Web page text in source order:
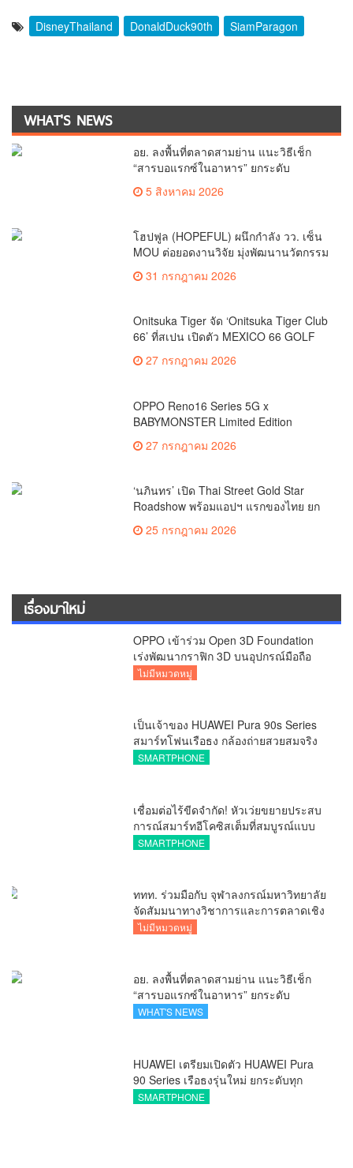
DisneyThailand DonaldDuck90th SiamParagon
WHAT'S NEWS
อย. ลงพื้นที่ตลาดสามย่าน แนะวิธีเช็ก
“สารบอแรกซ์ในอาหาร” ยกระดับ
5 สิงหาคม 2026
โฮปฟูล (HOPEFUL) ผนึกกำลัง วว. เซ็น
MOU ต่อยอดงานวิจัย มุ่งพัฒนานวัตกรรม
โภชนาการ 4 กลุ่มโรคเรื้อรัง หนุน
สมุนไพรไทยสร้างความมั่นคงด้าน
31 กรกฎาคม 2026
Onitsuka Tiger จัด ‘Onitsuka Tiger Club
66’ ที่สเปน เปิดตัว MEXICO 66 GOLF
ตอกย้ำแฟชั่นผสานกีฬากอล์ฟ
27 กรกฎาคม 2026
OPPO Reno16 Series 5G x
BABYMONSTER Limited Edition
เอ็กซ์คลูซีฟ
27 กรกฎาคม 2026
‘นภินทร’ เปิด Thai Street Gold Star
Roadshow พร้อมแอปฯ แรกของไทย ยก
25 กรกฎาคม 2026
เรื่องมาใหม่
OPPO เข้าร่วม Open 3D Foundation
เร่งพัฒนากราฟิก 3D บนอุปกรณ์มือถือ
ไม่มีหมวดหมู่
เป็นเจ้าของ HUAWEI Pura 90s Series
สมาร์ทโฟนเรือธง กล้องถ่ายสวยสมจริง
ทุกระยะ พร้อมของสมนาคุณและสิทธิ
SMARTPHONE
เชื่อมต่อไร้ขีดจำกัด! หัวเว่ยขยายประสบ
การณ์สมาร์ทอีโคซิสเต็มที่สมบูรณ์แบบ
ไร้รอยต่อ ครบ จบ ในที่เดียวที่ HUAWEI
SMARTPHONE
ททท. ร่วมมือกับ จุฬาลงกรณ์มหาวิทยาลัย
จัดสัมมนาทางวิชาการและการตลาดเชิง
รุกแนะเคล็ดลับปรับธุรกิจท่องเที่ยวไทย
ไม่มีหมวดหมู่
อย. ลงพื้นที่ตลาดสามย่าน แนะวิธีเช็ก
“สารบอแรกซ์ในอาหาร” ยกระดับ
ตลาดสดปลอดภัยเพื่อผู้บริโภค
WHAT'S NEWS
HUAWEI เตรียมเปิดตัว HUAWEI Pura
90 Series เรือธงรุ่นใหม่ ยกระดับทุก
โมเมนต์สำคัญของชีวิตด้วยนวัตกรรม
SMARTPHONE